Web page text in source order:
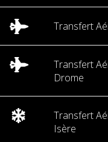
Transfert
Transfert
Drome
Transfert
Isère